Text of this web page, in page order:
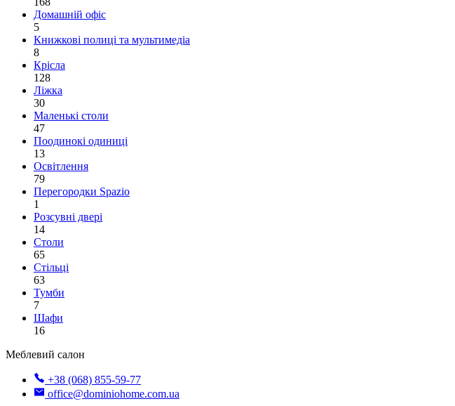
Домашній офіс
5
Книжкові полиці та мультимедіа
8
Крісла
128
Ліжка
30
Маленькі столи
47
Поодинокі одиниці
13
Освітлення
79
Перегородки Spazio
1
Розсувні двері
14
Столи
65
Стільці
63
Тумби
7
Шафи
16
Меблевий салон
+38 (068) 855-59-77
office@dominiohome.com.ua